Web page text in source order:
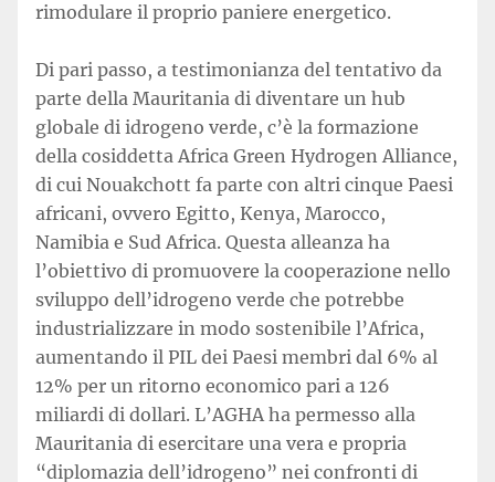
rimodulare il proprio paniere energetico.
Di pari passo, a testimonianza del tentativo da
parte della Mauritania di diventare un hub
globale di idrogeno verde, c’è la formazione
della cosiddetta Africa Green Hydrogen Alliance,
di cui Nouakchott fa parte con altri cinque Paesi
africani, ovvero Egitto, Kenya, Marocco,
Namibia e Sud Africa. Questa alleanza ha
l’obiettivo di promuovere la cooperazione nello
sviluppo dell’idrogeno verde che potrebbe
industrializzare in modo sostenibile l’Africa,
aumentando il PIL dei Paesi membri dal 6% al
12% per un ritorno economico pari a 126
miliardi di dollari. L’AGHA ha permesso alla
Mauritania di esercitare una vera e propria
“diplomazia dell’idrogeno” nei confronti di